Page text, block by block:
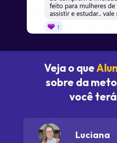
Veja o que
sobre da
você
Luciana